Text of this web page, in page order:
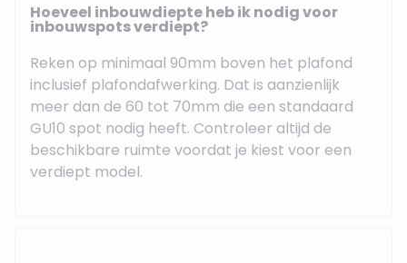
Hoeveel inbouwdiepte heb ik nodig voor
inbouwspots verdiept?
Reken op minimaal 90mm boven het plafond
inclusief plafondafwerking. Dat is aanzienlijk
meer dan de 60 tot 70mm die een standaard
GU10 spot nodig heeft. Controleer altijd de
beschikbare ruimte voordat je kiest voor een
verdiept model.